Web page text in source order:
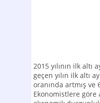
2015 yılının ilk altı
geçen yılın ilk altı
oranında artmış ve
Ekonomistlere göre